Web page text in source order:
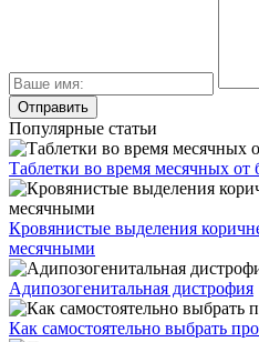
Популярные статьи
Таблетки во время месячных от
Кровянистые выделения
месячными
Адипозогенитальная дистрофия
Как самостоятельно выбрать